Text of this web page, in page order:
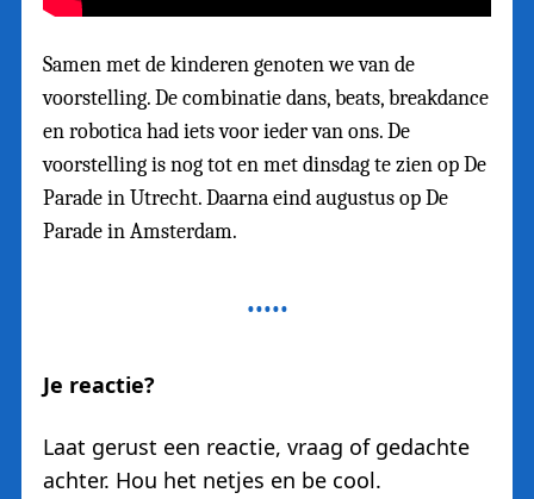
Samen met de kinderen genoten we van de
voorstelling. De combinatie dans, beats, breakdance
en robotica had iets voor ieder van ons. De
voorstelling is nog tot en met dinsdag te zien op De
Parade in Utrecht. Daarna eind augustus op De
Parade in Amsterdam.
Je reactie?
Laat gerust een reactie, vraag of gedachte
achter. Hou het netjes en be cool.